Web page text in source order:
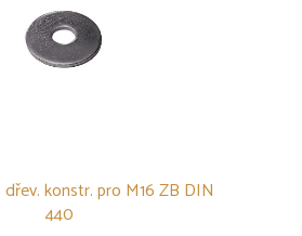
konstr. pro M16 ZB DIN
440